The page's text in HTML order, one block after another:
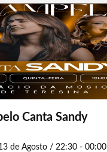
Canta Sandy
de Agosto / 22:30 - 00:00